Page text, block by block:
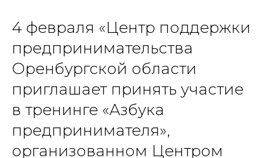
4 февраля «Центр поддержки
предпринимательства
Оренбургской области
приглашает принять участие
в тренинге «Азбука
предпринимателя»,
организованном Центром